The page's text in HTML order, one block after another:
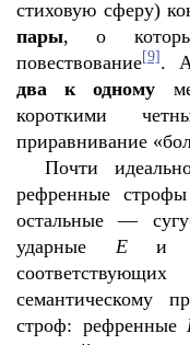
стиховую сферу)
пары, о
повествование[9] . А
два к одному
короткими
приравнивание
Почти
рефренные
остальные —
ударные
Е
семантическому
строф: рефренные